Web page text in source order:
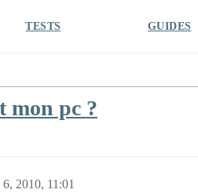
TESTS GUIDES
mon pc ?
2010, 11:01